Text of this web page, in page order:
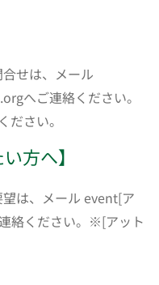
せは、メール
へご連絡ください。
さい。
方へ】
は、メール event[ア
絡ください。※[アット